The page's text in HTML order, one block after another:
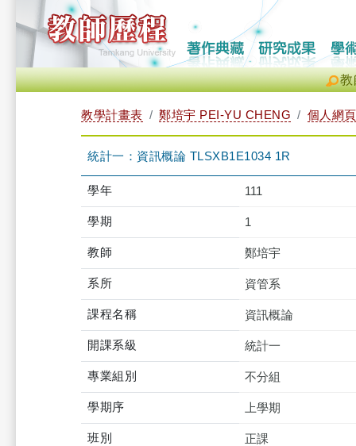
教
教學計畫表 鄭培宇 PEI-YU CHENG 個人網頁
統計一：資訊概論 TLSXB1E1034 1R
學年 111
學期 1
教師 鄭培宇
系所 資管系
課程名稱 資訊概論
開課系級 統計一
專業組別 不分組
學期序 上學期
班別 正課